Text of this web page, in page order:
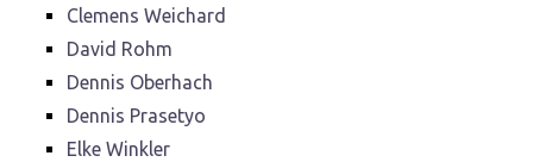
Clemens Weichard
David Rohm
Dennis Oberhach
Dennis Prasetyo
Elke Winkler